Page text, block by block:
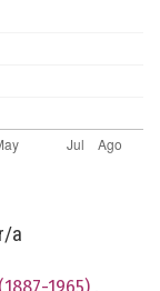
a
1965) ,